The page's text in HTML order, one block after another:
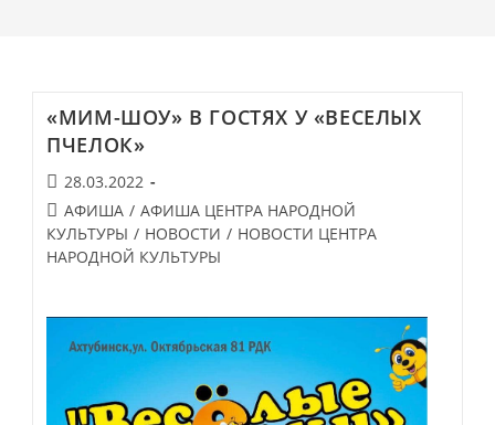
«МИМ-ШОУ» В ГОСТЯХ У «ВЕСЕЛЫХ
ПЧЕЛОК»
Запись
опубликована:
28.03.2022
Post
category:
АФИША / АФИША ЦЕНТРА НАРОДНОЙ
КУЛЬТУРЫ / НОВОСТИ / НОВОСТИ ЦЕНТРА
НАРОДНОЙ КУЛЬТУРЫ